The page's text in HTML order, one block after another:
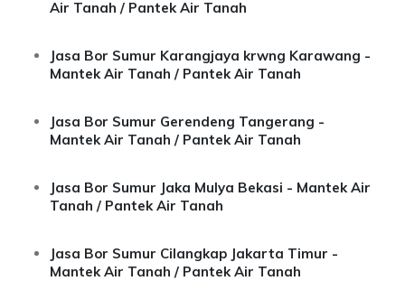
Air Tanah / Pantek Air Tanah
Jasa Bor Sumur Karangjaya krwng Karawang -
Mantek Air Tanah / Pantek Air Tanah
Jasa Bor Sumur Gerendeng Tangerang -
Mantek Air Tanah / Pantek Air Tanah
Jasa Bor Sumur Jaka Mulya Bekasi - Mantek Air
Tanah / Pantek Air Tanah
Jasa Bor Sumur Cilangkap Jakarta Timur -
Mantek Air Tanah / Pantek Air Tanah